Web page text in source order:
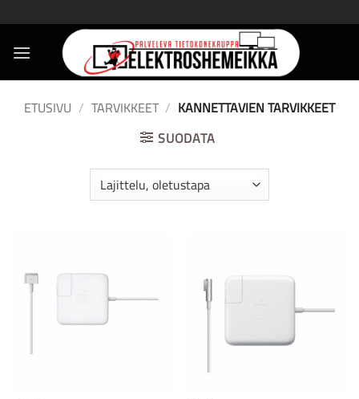
to
content
ETUSIVU / TARVIKKEET / KANNETTAVIEN TARVIKKEET
SUODATA